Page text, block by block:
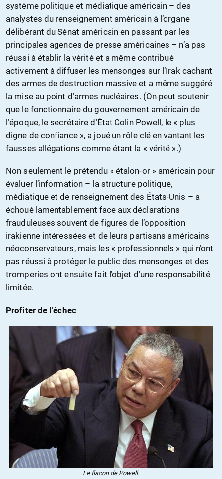
système politique et médiatique américain – des
analystes du renseignement américain à l’organe
délibérant du Sénat américain en passant par les
principales agences de presse américaines – n’a pas
réussi à établir la vérité et a même contribué
activement à diffuser les mensonges sur l’Irak cachant
des armes de destruction massive et a même suggéré
la mise au point d’armes nucléaires. (On peut soutenir
que le fonctionnaire du gouvernement américain de
l’époque, le secrétaire d’État Colin Powell, le « plus
digne de confiance », a joué un rôle clé en vantant les
fausses allégations comme étant la « vérité ».)
Non seulement le prétendu « étalon-or » américain pour
évaluer l’information – la structure politique,
médiatique et de renseignement des États-Unis – a
échoué lamentablement face aux déclarations
frauduleuses souvent de figures de l’opposition
irakienne intéressées et de leurs partisans américains
néoconservateurs, mais les « professionnels » qui n’ont
pas réussi à protéger le public des mensonges et des
tromperies ont ensuite fait l’objet d’une responsabilité
limitée.
Profiter de l’échec
Le flacon de Powell.